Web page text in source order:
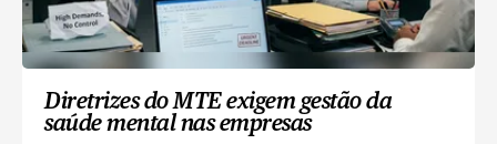
Diretrizes do MTE exigem gestão da
saúde mental nas empresas